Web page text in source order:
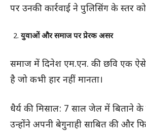
पर उनकी कार्रवाई ने पुलिसिंग के स्तर
युवाओं और समाज पर प्रेरक असर
समाज में दिनेश एम.एन. की छवि एक
है जो कभी हार नहीं मानता।
धैर्य की मिसाल: 7 साल जेल में बिताने
उन्होंने अपनी बेगुनाही साबित की और